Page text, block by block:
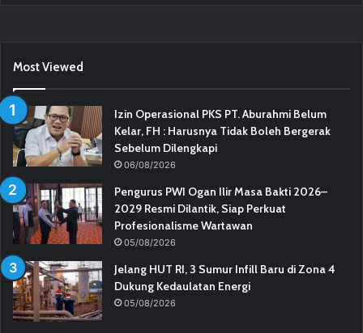
Most Viewed
Izin Operasional PKS PT. Aburahmi Belum
Kelar, FH : Harusnya Tidak Boleh Bergerak
Sebelum Dilengkapi
06/08/2026
Pengurus PWI Ogan Ilir Masa Bakti 2026–
2029 Resmi Dilantik, Siap Perkuat
Profesionalisme Wartawan
05/08/2026
Jelang HUT RI, 3 Sumur Infill Baru di Zona 4
Dukung Kedaulatan Energi
05/08/2026